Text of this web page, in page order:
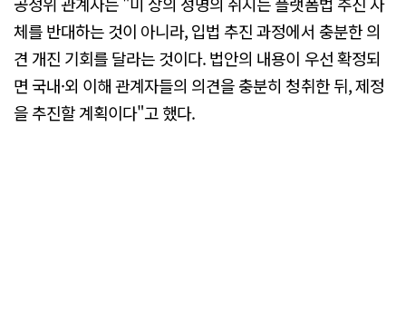
체를 반대하는 것이 아니라, 입법 추진 과정에서 충분한 의
견 개진 기회를 달라는 것이다. 법안의 내용이 우선 확정되
면 국내·외 이해 관계자들의 의견을 충분히 청취한 뒤, 제정
을 추진할 계획이다"고 했다.